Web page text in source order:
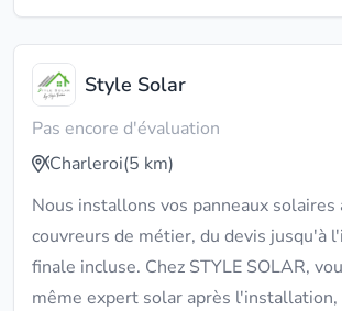
Style Solar
Pas encore d'évaluation
Charleroi(5 km)
Nous installons vos panneaux solaires
couvreurs de métier, du devis jusqu'à
finale incluse. Chez STYLE SOLAR,
même expert solar après l'installation,